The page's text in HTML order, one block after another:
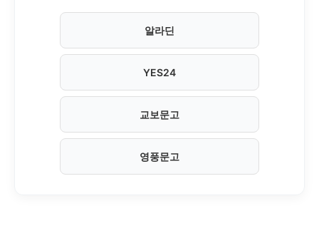
알라딘
YES24
교보문고
영풍문고